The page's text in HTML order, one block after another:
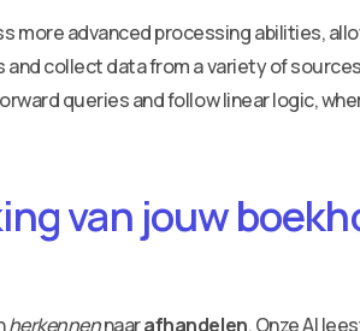
more advanced processing abilities,
collect data from a variety of
queries and follow linear logic,
van jouw
herkennennaarafhandelen. Onze AI